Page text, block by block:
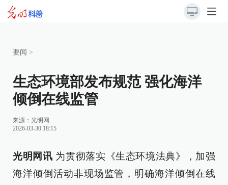
要闻 >
生态环境部发布规范 强化海洋
倾倒在线监管
来源： 光明网
2026-03-30 18:15
光明网讯 为贯彻落实《生态环境法典》，加强
海洋倾倒活动非现场监管，明确海洋倾倒在线